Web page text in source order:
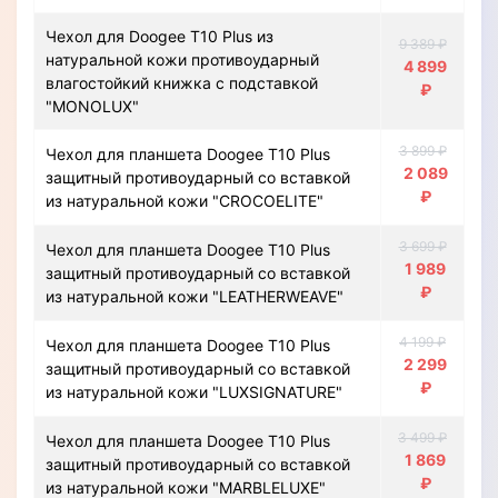
Чехол для Doogee T10 Plus из
натуральной кожи противоударный
влагостойкий книжка с подставкой
"MONOLUX"
9 389 ₽
4 899
₽
Чехол для планшета Doogee T10 Plus
защитный противоударный со вставкой
из натуральной кожи "CROCOELITE"
3 899 ₽
2 089
₽
Чехол для планшета Doogee T10 Plus
защитный противоударный со вставкой
из натуральной кожи "LEATHERWEAVE"
3 699 ₽
1 989
₽
Чехол для планшета Doogee T10 Plus
защитный противоударный со вставкой
из натуральной кожи "LUXSIGNATURE"
4 199 ₽
2 299
₽
Чехол для планшета Doogee T10 Plus
защитный противоударный со вставкой
из натуральной кожи "MARBLELUXE"
3 499 ₽
1 869
₽